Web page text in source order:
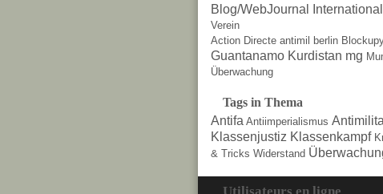
Blog/WebJournal International
Verein
Action Directe antimil berlin
Guantanamo Kurdistan mg
Überwachung
Tags in Thema
Antifa Antiimperialismus
Klassenjustiz Klassenkampf
& Tricks Widerstand
Utilisateurs en ligne